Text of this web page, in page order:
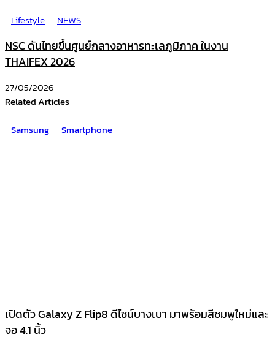
Lifestyle
NEWS
NSC ดันไทยขึ้นศูนย์กลางอาหารทะเลภูมิภาค ในงาน
THAIFEX 2026
27/05/2026
Related Articles
Samsung
Smartphone
เปิดตัว Galaxy Z Flip8 ดีไซน์บางเบา มาพร้อมสีชมพูใหม่และ
จอ 4.1 นิ้ว